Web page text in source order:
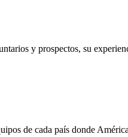
y prospectos, su
de cada país donde